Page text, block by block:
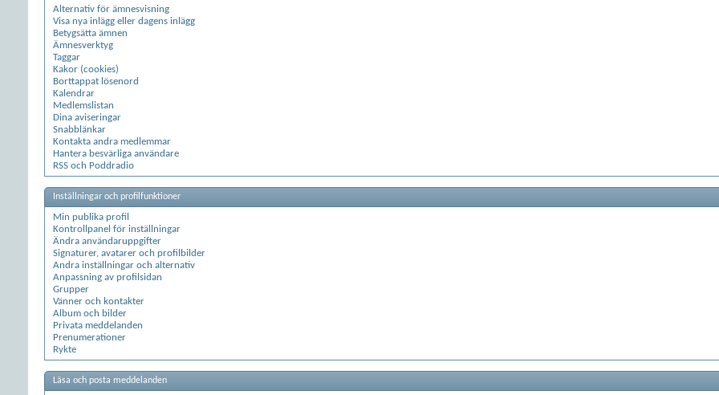
Alternativ för ämnesvisning
Visa nya inlägg eller dagens inlägg
Betygsätta ämnen
Ämnesverktyg
Taggar
Kakor (cookies)
Borttappat lösenord
Kalendrar
Medlemslistan
Dina aviseringar
Snabblänkar
Kontakta andra medlemmar
Hantera besvärliga användare
RSS och Poddradio
Inställningar och profilfunktioner
Min publika profil
Kontrollpanel för inställningar
Ändra användaruppgifter
Signaturer, avatarer och profilbilder
Andra inställningar och alternativ
Anpassning av profilsidan
Grupper
Vänner och kontakter
Album och bilder
Privata meddelanden
Prenumerationer
Rykte
Läsa och posta meddelanden